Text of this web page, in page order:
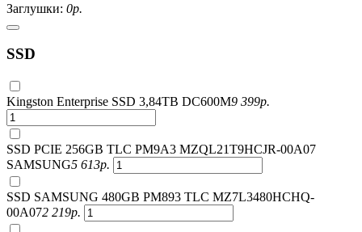
Заглушки: 0р.
SSD
Kingston Enterprise SSD 3,84TB DC600M9 399р.
SSD PCIE 256GB TLC PM9A3 MZQL21T9HCJR-00A07
SAMSUNG5 613р.
SSD SAMSUNG 480GB PM893 TLC MZ7L3480HCHQ-
00A072 219р.